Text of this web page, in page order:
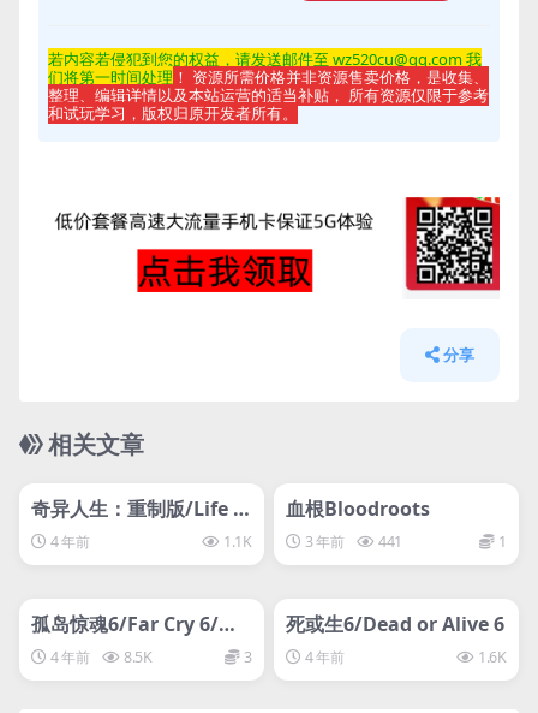
若内容若侵犯到您的权益，请发送邮件至 wz520cu@qq.com 我
们将第一时间处理 ！ 资源所需价格并非资源售卖价格，是收集、
整理、编辑详情以及本站运营的适当补贴， 所有资源仅限于参考
和试玩学习，版权归原开发者所有。
分享
相关文章
svip专属
奇异人生：重制版/Life is
Strange Remastered
4 年前 1.1K
血根Bloodroots
3 年前 441 1
svip专属
孤岛惊魂6/Far Cry 6/终
极版-D加密
4 年前 8.5K 3
离线游戏平台别问
死或生6/Dead or Alive 6
4 年前 1.6K